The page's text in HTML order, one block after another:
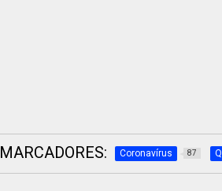
MARCADORES: Coronavírus 87